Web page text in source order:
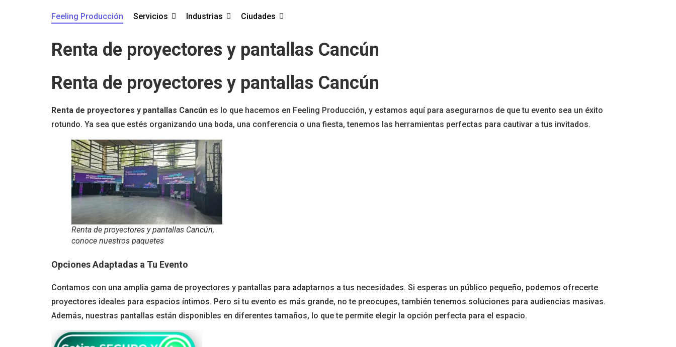
Feeling Producción Servicios Industrias Ciudades
Renta de proyectores y pantallas Cancún
Renta de proyectores y pantallas Cancún
Renta de proyectores y pantallas Cancún es lo que hacemos en Feeling Producción, y estamos aquí para asegurarnos de que tu evento sea un éxito
rotundo. Ya sea que estés organizando una boda, una conferencia o una fiesta, tenemos las herramientas perfectas para cautivar a tus invitados.
Renta de proyectores y pantallas Cancún,
conoce nuestros paquetes
Opciones Adaptadas a Tu Evento
Contamos con una amplia gama de proyectores y pantallas para adaptarnos a tus necesidades. Si esperas un público pequeño, podemos ofrecerte
proyectores ideales para espacios íntimos. Pero si tu evento es más grande, no te preocupes, también tenemos soluciones para audiencias masivas.
Además, nuestras pantallas están disponibles en diferentes tamaños, lo que te permite elegir la opción perfecta para el espacio.